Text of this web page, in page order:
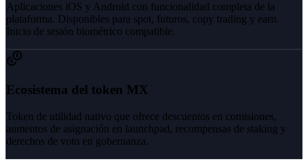
Aplicaciones iOS y Android con funcionalidad completa de la
plataforma. Disponibles para spot, futuros, copy trading y earn.
Inicio de sesión biométrico compatible.
Ecosistema del token MX
Token de utilidad nativo que ofrece descuentos en comisiones,
aumentos de asignación en launchpad, recompensas de staking y
derechos de voto en gobernanza.